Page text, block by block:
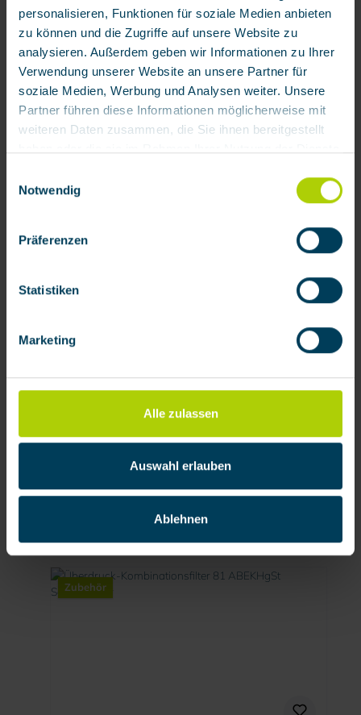
personalisieren, Funktionen für soziale Medien anbieten
zu können und die Zugriffe auf unsere Website zu
analysieren. Außerdem geben wir Informationen zu Ihrer
Verwendung unserer Website an unsere Partner für
soziale Medien, Werbung und Analysen weiter. Unsere
Partner führen diese Informationen möglicherweise mit
weiteren Daten zusammen, die Sie ihnen bereitgestellt
Mit Klick auf „[Zustimmen / Alles akzeptieren / etc.]“
erteilen Sie Ihre Einwilligung auch in die Weitergabe über
Ihr Verhalten in unserem Shop an unseren Partner, die
Deutschland), die diese Daten Ihnen nicht persönlich
zuordnen kann, sie aber zu eigenen Zwecken (z.B.
verarbeiten darf.
Notwendig
Präferenzen
Statistiken
Marketing
Alle zulassen
Auswahl erlauben
Ablehnen
Überdruck-Kombinationsfilter 81 ABEKSt mit
M45x3 (Schutzklasse A2B2E2K1-P3 R D)
32,79 € / Stück
M45x3 (Schutzklasse A2B2E2K2-P3 R D)
Zubehör